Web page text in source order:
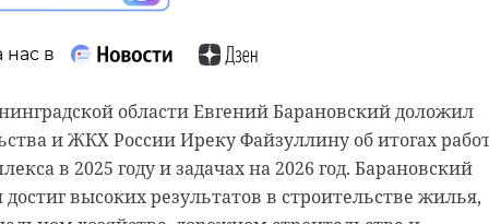
нас в
области Евгений Барановский доложил
и ЖКХ России Иреку Файзуллину об итогах
в 2025 году и задачах на 2026 год. Барановский
высоких результатов в строительстве жилья,
нас в
задержали 17-летнюю девушку, которую
пособничестве в убийстве сверстника. Об этом
управлении СК России по городу
сообщения о пострадавших и погибших при
ленинградцы продолжают результативно
21 марта спасатели достали из воды